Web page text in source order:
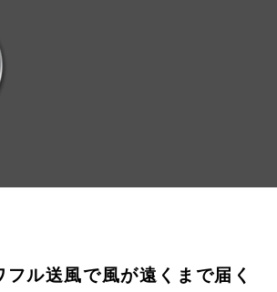
フル送風で風が遠くまで届く